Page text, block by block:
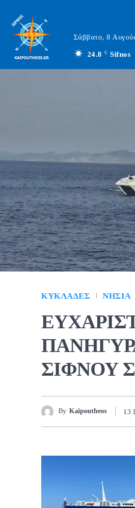
Σάββατο, 8
24.8 C Sifnos
ΚΥΚΛΆΔΕΣ ΝΗΣΙΆ
ΣΙΦΝΟΥ
By Kaipoutheos 13